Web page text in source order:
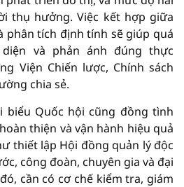
thụ hưởng. Việc kết hợp giữa
phân tích định tính sẽ giúp quá
và phản ánh đúng thực
Viện Chiến lược, Chính sách
chia sẻ.
biểu Quốc hội cũng đồng tình
thiện và vận hành hiệu quả
thiết lập Hội đồng quản lý độc
công đoàn, chuyên gia và đại
cần có cơ chế kiểm tra, giám